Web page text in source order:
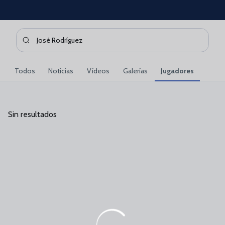
Skip to main content
Introduce tu búsqueda, espera unos instantes y te
Todos Noticias Vídeos Galerías Jugadores
Sin resultados